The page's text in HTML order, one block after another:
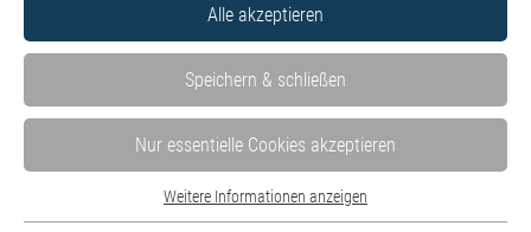
Hier finden Sie alle Stellenangebote in unseren Kliniken und
Einrichtungen – wohnortnah in ganz Oberbayern. Mit Klick auf
die einzelnen Kliniken können Sie die dort ausgeschriebenen
Stellenangebote ganz einfach filtern.
Stellen der IT des Bezirks Oberbayern GmbH finden Sie hier auf
Website der IT.
Bewerben Sie sich jetzt alsHR Systems Specialist (m/w/d) –
Schwerpunkt P&I LOGA.
Alle akzeptieren
Speichern & schließen
Nur essentielle Cookies akzeptieren
Weitere Informationen anzeigen